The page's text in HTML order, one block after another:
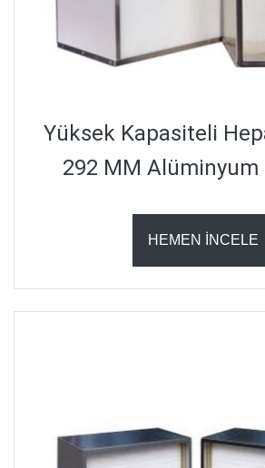
Yüksek Kapasiteli
292 MM Alüminyum
HEMEN İNCELE